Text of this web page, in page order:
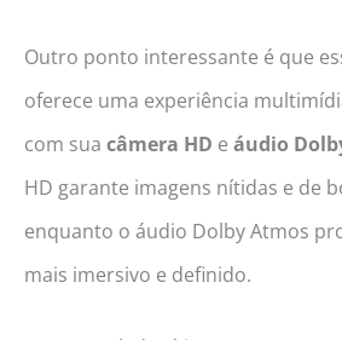
Outro ponto interessante é que
oferece uma experiência
com sua câmera HD e áudio
HD garante imagens nítidas e de
enquanto o áudio Dolby Atmos
mais imersivo e definido.